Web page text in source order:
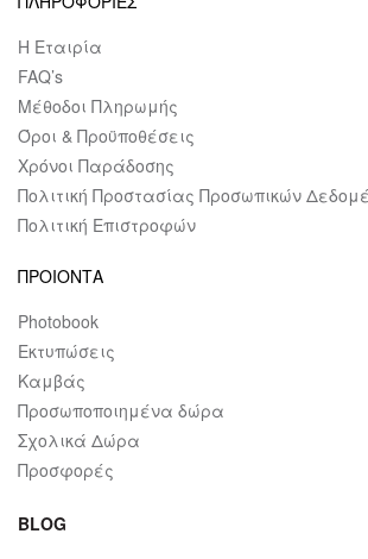
Η Εταιρία
FAQ’s
Μέθοδοι Πληρωμής
Όροι & Προϋποθέσεις
Χρόνοι Παράδοσης
Πολιτική Προστασίας Προσωπικών
Πολιτική Επιστροφών
ΠΡΟΙΟΝΤΑ
Photobook
Εκτυπώσεις
Καμβάς
Προσωποποιημένα δώρα
Σχολικά Δώρα
Προσφορές
BLOG